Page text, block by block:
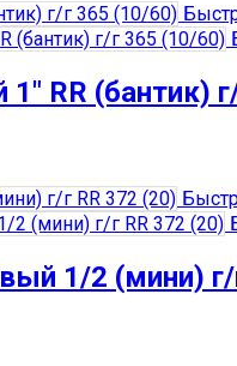
RR (бантик)
1/2 (мини) г/